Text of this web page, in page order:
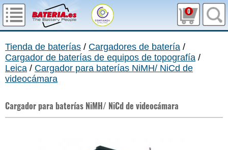
0
Tienda de baterías / Cargadores de batería /
Cargador de baterías de equipos de topografía /
Leica / Cargador para baterías NiMH/ NiCd de
videocámara
Cargador para baterías NiMH/ NiCd de videocámara